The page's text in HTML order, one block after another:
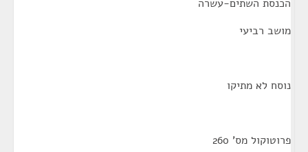
הכנסת השתים-עשרה
מושב רביעי
נוסח לא מתיקו
פרוטוקול מס' 260